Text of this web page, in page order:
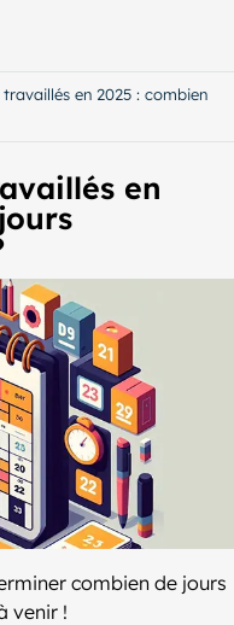
en 2025 : combien
en
combien de jours
venir !